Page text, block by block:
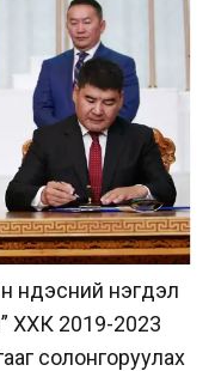
үндэсний нэгдэл
ХХК 2019-2023
солонгоруулах